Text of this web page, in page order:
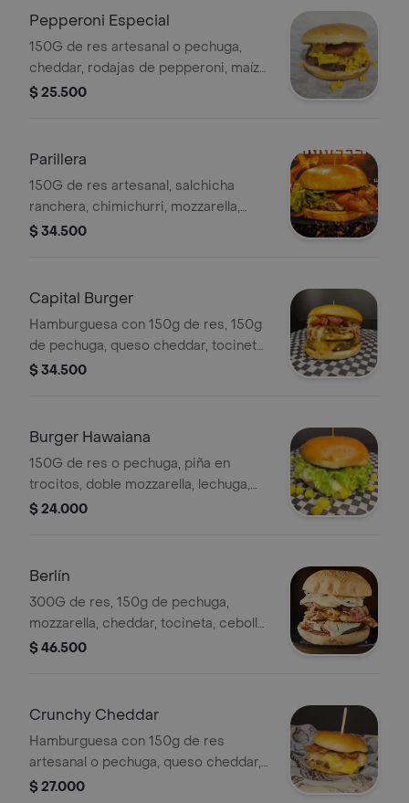
Pepperoni Especial
150G de res artesanal o pechuga,
cheddar, rodajas de pepperoni, maíz
tierno, cebolla grillé.
$ 25.500
Parillera
150G de res artesanal, salchicha
ranchera, chimichurri, mozzarella,
lechuga y salsa tártara.
$ 34.500
Capital Burger
Hamburguesa con 150g de res, 150g
de pechuga, queso cheddar, tocineta,
cebolla grille, papa chongo y salsa de
$ 34.500
Burger Hawaiana
150G de res o pechuga, piña en
trocitos, doble mozzarella, lechuga,
mermelada de piña y salsa tártara.
$ 24.000
Berlín
300G de res, 150g de pechuga,
mozzarella, cheddar, tocineta, cebolla
grillé.
$ 46.500
Crunchy Cheddar
Hamburguesa con 150g de res
artesanal o pechuga, queso cheddar,
tocineta crocante, cebolla grillé y
$ 27.000